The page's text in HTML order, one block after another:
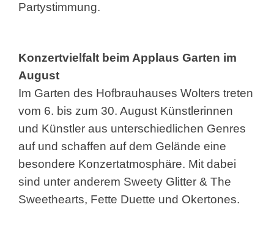
Partystimmung.
Konzertvielfalt beim Applaus Garten im
August
Im Garten des Hofbrauhauses Wolters treten
vom 6. bis zum 30. August Künstlerinnen
und Künstler aus unterschiedlichen Genres
auf und schaffen auf dem Gelände eine
besondere Konzertatmosphäre. Mit dabei
sind unter anderem Sweety Glitter & The
Sweethearts, Fette Duette und Okertones.